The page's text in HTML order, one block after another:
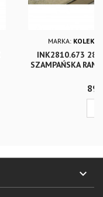
MARKA:
INK2810.673
SZAMPAŃSKA
